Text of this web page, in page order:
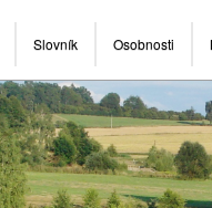
Slovník Osobnosti